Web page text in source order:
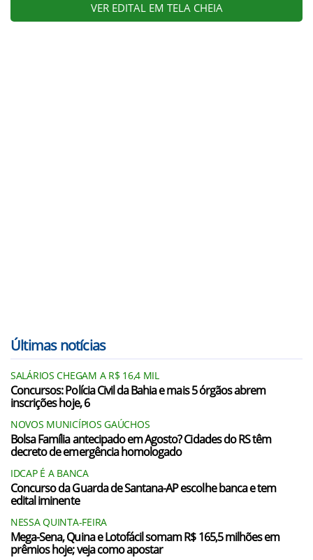
VER EDITAL EM TELA CHEIA
Últimas notícias
SALÁRIOS CHEGAM A R$ 16,4 MIL
Concursos: Polícia Civil da Bahia e mais 5 órgãos abrem
inscrições hoje, 6
NOVOS MUNICÍPIOS GAÚCHOS
Bolsa Família antecipado em Agosto? Cidades do RS têm
decreto de emergência homologado
IDCAP É A BANCA
Concurso da Guarda de Santana-AP escolhe banca e tem
edital iminente
NESSA QUINTA-FEIRA
Mega-Sena, Quina e Lotofácil somam R$ 165,5 milhões em
prêmios hoje; veja como apostar